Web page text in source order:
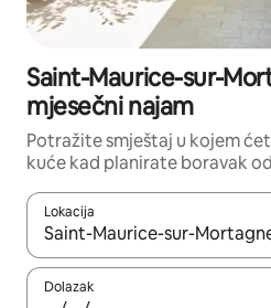
Saint-Maurice-sur-
mjesečni najam
Potražite smještaj u kojem
kuće kad planirate boravak
Lokacija
Kada budu dostupni rezultati,
Dolazak